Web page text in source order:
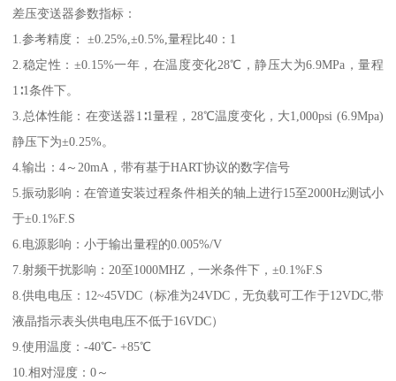
差压变送器参数指标：
1.参考精度： ±0.25%,±0.5%,量程比40：1
2.稳定性：±0.15%一年，在温度变化28℃，静压大为6.9MPa，量程
1∶1条件下。
3.总体性能：在变送器1∶1量程，28℃温度变化，大1,000psi (6.9Mpa)
静压下为±0.25%。
4.输出：4～20mA，带有基于HART协议的数字信号
5.振动影响：在管道安装过程条件相关的轴上进行15至2000Hz测试小
于±0.1%F.S
6.电源影响：小于输出量程的0.005%/V
7.射频干扰影响：20至1000MHZ，一米条件下，±0.1%F.S
8.供电电压：12~45VDC（标准为24VDC，无负载可工作于12VDC,带
液晶指示表头供电电压不低于16VDC）
9.使用温度：-40℃- +85℃
10.相对湿度：0～